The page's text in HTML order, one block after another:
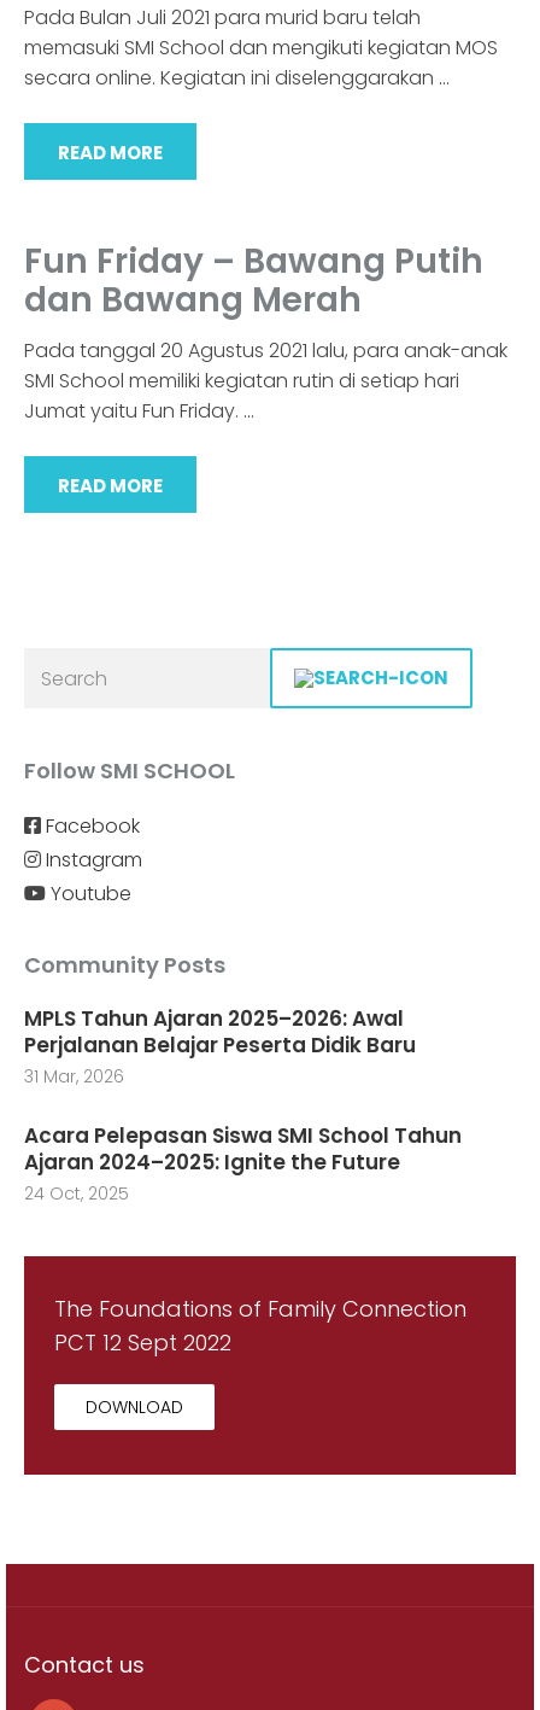
Pada Bulan Juli 2021 para murid baru telah
memasuki SMI School dan mengikuti kegiatan MOS
secara online. Kegiatan ini diselenggarakan …
READ MORE
Fun Friday – Bawang Putih
dan Bawang Merah
Pada tanggal 20 Agustus 2021 lalu, para anak-anak
SMI School memiliki kegiatan rutin di setiap hari
Jumat yaitu Fun Friday. …
READ MORE
Follow SMI SCHOOL
Facebook
Instagram
Youtube
Community Posts
MPLS Tahun Ajaran 2025–2026: Awal
Perjalanan Belajar Peserta Didik Baru
31 Mar, 2026
Acara Pelepasan Siswa SMI School Tahun
Ajaran 2024–2025: Ignite the Future
24 Oct, 2025
The Foundations of Family Connection
PCT 12 Sept 2022
DOWNLOAD
Contact us